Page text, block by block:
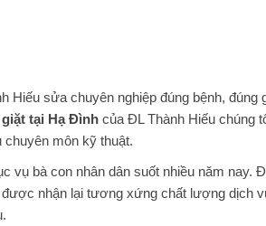
sửa chuyên nghiệp đúng bệnh, đúng
tại Hạ Đình của ĐL Thành Hiếu chúng
chuyên môn kỹ thuật.
vụ bà con nhân dân suốt nhiều năm nay.
được nhận lại tương xứng chất lượng dịch